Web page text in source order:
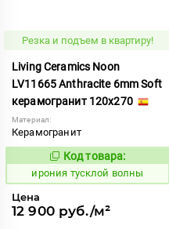
Резка и подъем в квартиру!
Living Ceramics Noon
LV11665 Anthracite 6mm Soft
керамогранит 120x270
Материал:
Керамогранит
1107012
Код товара:
ирония тусклой волны
Цена
12 900 руб./м²